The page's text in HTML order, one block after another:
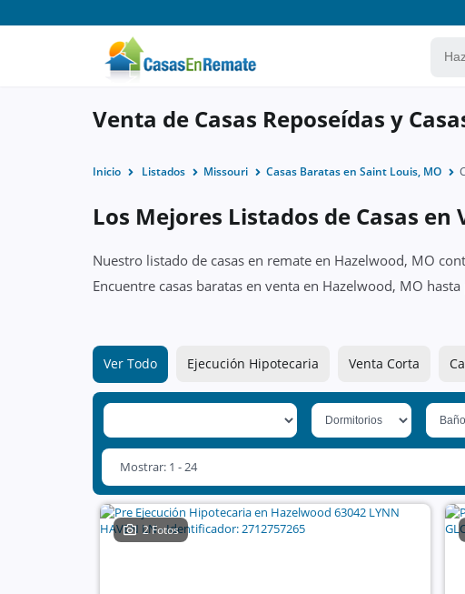
Venta de Casas Reposeídas y
Inicio Listados Missouri Casas Baratas en Saint Louis, MO
Los Mejores Listados de Casas
Nuestro listado de casas en remate en Hazelwood, MO
Encuentre casas baratas en venta en Hazelwood, MO
Ver Todo Ejecución Hipotecaria Venta Corta
Mostrar: 1 - 24
2 Fotos